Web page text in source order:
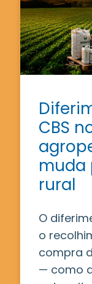
CBS
muda
rural
O
o
compra
— como